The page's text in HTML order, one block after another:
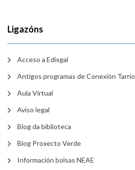
Ligazóns
Acceso a Edixgal
Antigos programas de Conexión Tarrio
Aula Virtual
Aviso legal
Blog da biblioteca
Blog Proxecto Verde
Información bolsas NEAE